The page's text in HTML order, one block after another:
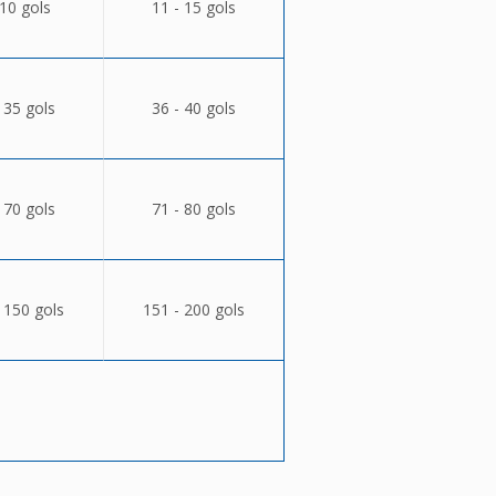
gols 11 - 15 gols
gols 36 - 40 gols
gols 71 - 80 gols
gols 151 - 200 gols